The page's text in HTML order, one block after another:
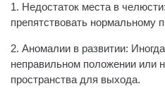
1. Недостаток места в
препятствовать нормальному
2. Аномалии в развитии:
неправильном положении или
пространства для выхода.